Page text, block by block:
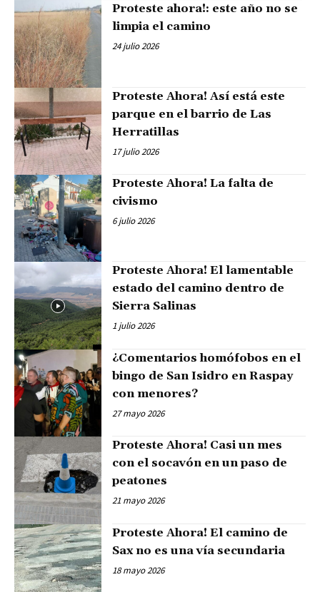
Proteste ahora!: este año no se
limpia el camino
24 julio 2026
Proteste Ahora! Así está este
parque en el barrio de Las
Herratillas
17 julio 2026
Proteste Ahora! La falta de
civismo
6 julio 2026
Proteste Ahora! El lamentable
estado del camino dentro de
Sierra Salinas
1 julio 2026
¿Comentarios homófobos en el
bingo de San Isidro en Raspay
con menores?
27 mayo 2026
Proteste Ahora! Casi un mes
con el socavón en un paso de
peatones
21 mayo 2026
Proteste Ahora! El camino de
Sax no es una vía secundaria
18 mayo 2026